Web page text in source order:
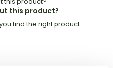
this product?
find the right product